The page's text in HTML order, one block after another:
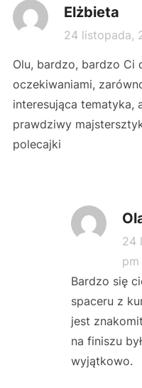
Elżbieta
24 listopada,
Olu, bardzo, bardzo Ci
oczekiwaniami,
interesująca tematyka,
prawdziwy
polecajki
24
pm
Bardzo się
spaceru z
jest
na finiszu
wyjątkowo.